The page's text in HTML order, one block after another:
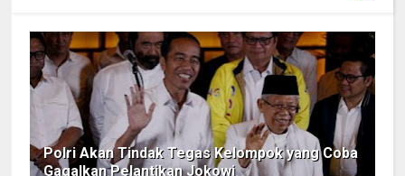
Polri Akan Tindak Tegas Kelompok yang Coba
Gagalkan Pelantikan Jokowi